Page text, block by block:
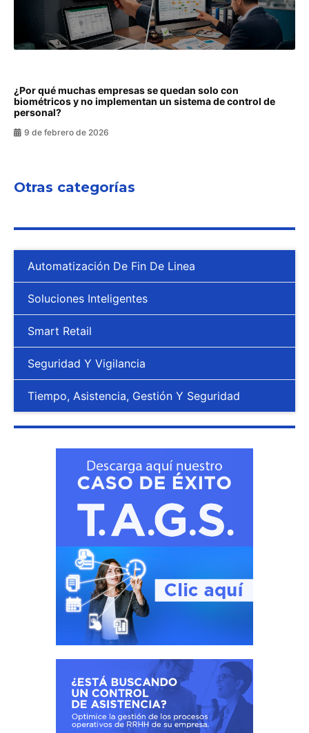
¿Por qué muchas empresas se quedan solo con
biométricos y no implementan un sistema de control de
personal?
9 de febrero de 2026
Otras categorías
Automatización De Fin De Linea
Soluciones Inteligentes
Smart Retail
Seguridad Y Vigilancia
Tiempo, Asistencia, Gestión Y Seguridad